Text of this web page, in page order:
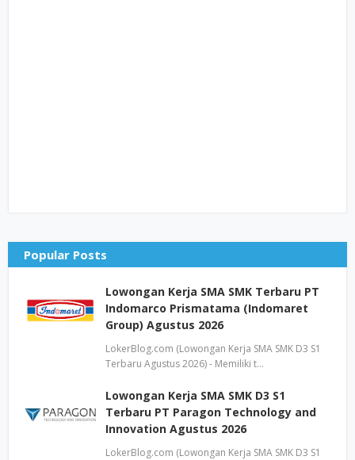
Popular Posts
Lowongan Kerja SMA SMK Terbaru PT
Indomarco Prismatama (Indomaret
Group) Agustus 2026
LokerBlog.com (Lowongan Kerja SMA SMK D3 S1
Terbaru Agustus 2026) - Memiliki t…
Lowongan Kerja SMA SMK D3 S1
Terbaru PT Paragon Technology and
Innovation Agustus 2026
LokerBlog.com (Lowongan Kerja SMA SMK D3 S1